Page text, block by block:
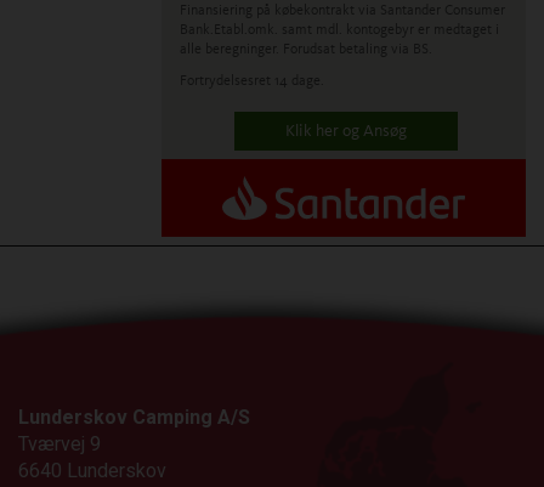
Finansiering på købekontrakt via Santander Consumer
Bank.
Etabl.omk. samt mdl. kontogebyr er medtaget i
alle beregninger. Forudsat betaling via BS.
Fortrydelsesret 14 dage.
Klik her og Ansøg
Lunderskov Camping A/S
Tværvej 9
6640 Lunderskov